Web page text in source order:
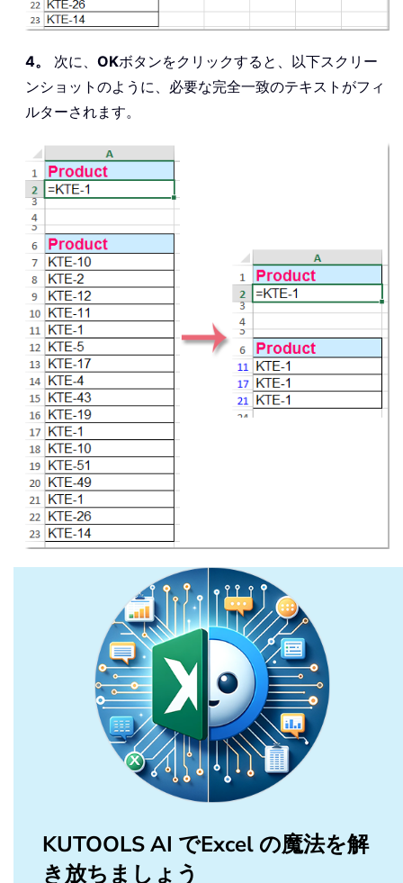
4。 次に、 OKボタンをクリックすると、以下スクリー
ンショットのように、必要な完全一致のテキストがフィ
ルターされます。
KUTOOLS AI でExcel の魔法を解
き放ちましょう